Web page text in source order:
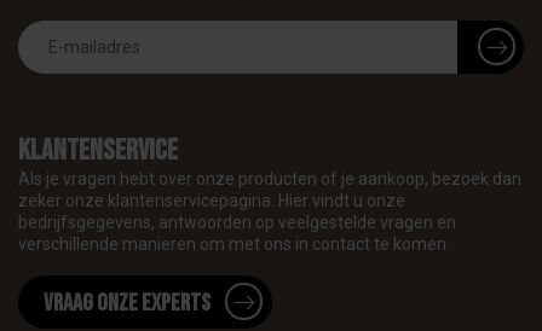
Klantenservice
Als je vragen hebt over onze producten of je aankoop, bezoek dan
zeker onze klantenservicepagina. Hier vindt u onze
bedrijfsgegevens, antwoorden op veelgestelde vragen en
verschillende manieren om met ons in contact te komen.
Vraag onze experts